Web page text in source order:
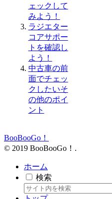
ェックして
みよう！
ラジエター
コアサポー
トを確認し
よう！
中古車の前
面でチェッ
クしたいそ
の他のポイ
ント
BooBooGo！
© 2019 BooBooGo！.
ホーム
検索